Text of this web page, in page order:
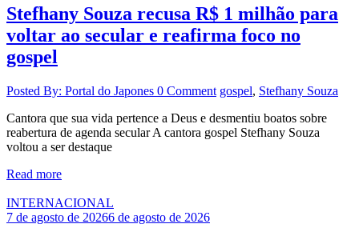
Stefhany Souza recusa R$ 1 milhão para
voltar ao secular e reafirma foco no
gospel
Posted By: Portal do Japones 0 Comment gospel, Stefhany Souza
Cantora que sua vida pertence a Deus e desmentiu boatos sobre
reabertura de agenda secular A cantora gospel Stefhany Souza
voltou a ser destaque
Read more
INTERNACIONAL
7 de agosto de 20266 de agosto de 2026